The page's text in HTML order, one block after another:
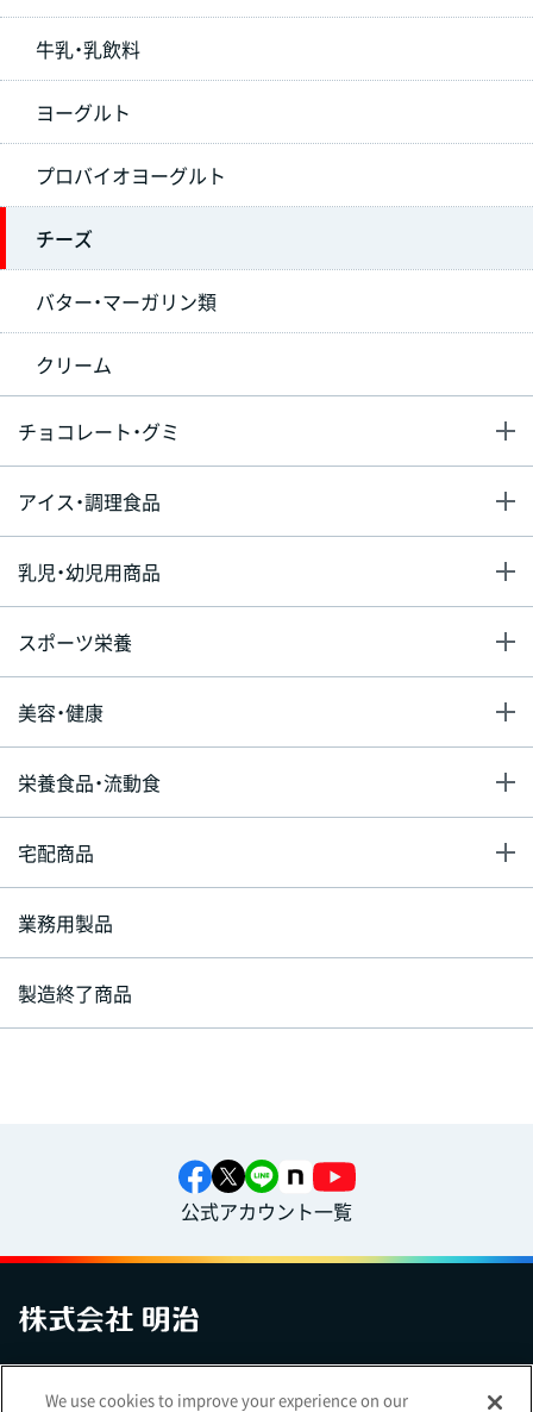
牛乳・乳飲料
ヨーグルト
プロバイオヨーグルト
チーズ
バター・マーガリン類
クリーム
チョコレート・グミ
アイス・調理食品
乳児・幼児用商品
スポーツ栄養
美容・健康
栄養食品・流動食
宅配商品
業務用製品
製造終了商品
公式アカウント一覧
We use cookies to improve your experience on our